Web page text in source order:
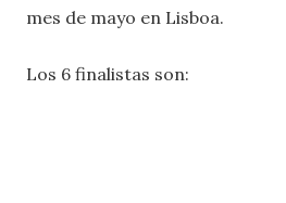
mes de mayo en Lisboa.
Los 6 finalistas son: